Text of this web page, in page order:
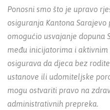
Ponosni smo što je upravo
osiguranja Kantona
omogućio usvajanje dopuna
među inicijatorima i
osigurava da djeca bez
ustanove ili udomiteljske
mogu ostvariti pravo na
administrativnih prepreka.